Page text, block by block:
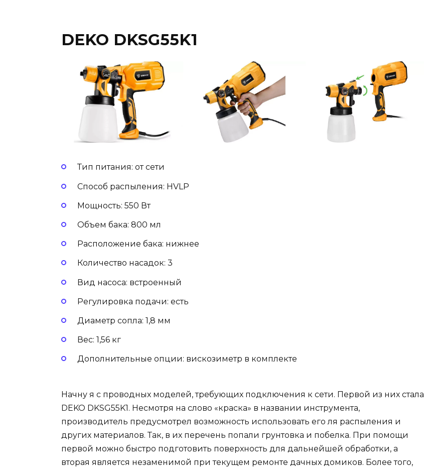
DEKO DKSG55K1
Тип питания: от сети
Способ распыления: HVLP
Мощность: 550 Вт
Объем бака: 800 мл
Расположение бака: нижнее
Количество насадок: 3
Вид насоса: встроенный
Регулировка подачи: есть
Диаметр сопла: 1,8 мм
Вес: 1,56 кг
Дополнительные опции: вискозиметр в комплекте
Начну я с проводных моделей, требующих подключения к сети. Первой из них стала
DEKO DKSG55K1. Несмотря на слово «краска» в названии инструмента,
производитель предусмотрел возможность использовать его ля распыления и
других материалов. Так, в их перечень попали грунтовка и побелка. При помощи
первой можно быстро подготовить поверхность для дальнейшей обработки, а
вторая является незаменимой при текущем ремонте дачных домиков. Более того,